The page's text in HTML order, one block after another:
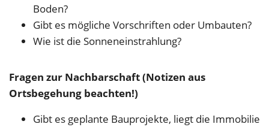
Boden?
Gibt es mögliche Vorschriften oder Umbauten?
Wie ist die Sonneneinstrahlung?
Fragen zur Nachbarschaft (Notizen aus
Ortsbegehung beachten!)
Gibt es geplante Bauprojekte, liegt die Immobilie